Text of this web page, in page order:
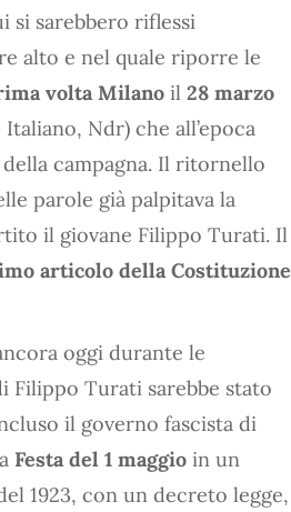
si sarebbero riflessi
alto e nel quale riporre le
volta Milano il 28 marzo
Ndr) che all’epoca
campagna. Il ritornello
parole già palpitava la
il giovane Filippo Turati. Il
articolo della Costituzione
oggi durante le
Filippo Turati sarebbe stato
il governo fascista di
Festa del 1 maggio in un
1923, con un decreto legge,